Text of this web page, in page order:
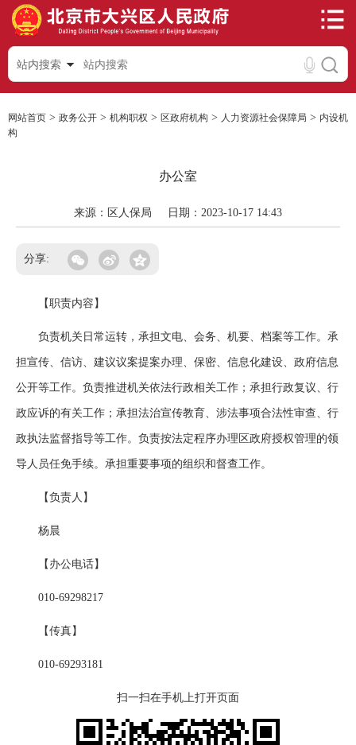
站内搜索
网站首页 > 政务公开 > 机构职权 > 区政府机构 > 人力资源社会保障局 > 内设机
构
办公室
来源：区人保局 日期：2023-10-17 14:43
分享:
【职责内容】
负责机关日常运转，承担文电、会务、机要、档案等工作。承
担宣传、信访、建议议案提案办理、保密、信息化建设、政府信息
公开等工作。负责推进机关依法行政相关工作；承担行政复议、行
政应诉的有关工作；承担法治宣传教育、涉法事项合法性审查、行
政执法监督指导等工作。负责按法定程序办理区政府授权管理的领
导人员任免手续。承担重要事项的组织和督查工作。
【负责人】
杨晨
【办公电话】
010-69298217
【传真】
010-69293181
扫一扫在手机上打开页面